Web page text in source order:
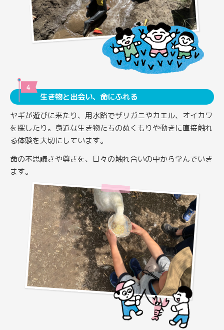
生き物と出会い、命にふれる
ヤギが遊びに来たり、用水路でザリガニやカエル、オイカワ
を探したり。身近な生き物たちのぬくもりや動きに直接触れ
る体験を大切にしています。
命の不思議さや尊さを、日々の触れ合いの中から学んでいき
ます。